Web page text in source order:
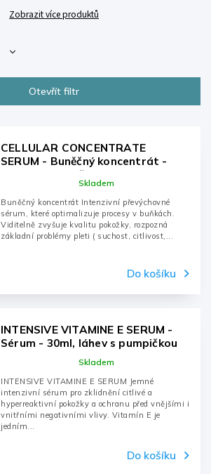
Zobrazit více produktů
Otevřít filtr
CELLULAR CONCENTRATE
SERUM - Buněčný koncentrát -
30ml, dávkovač
Skladem
Do košíku
Buněčný koncentrát Intenzivní převýchovné
sérum, které optimalizuje procesy v buňkách.
Viditelně zvyšuje kvalitu pokožky, rozpozná
základní problémy pleti ( suchost, citlivost,...
INTENSIVE VITAMINE E SERUM -
Sérum - 30ml, láhev s pumpičkou
Skladem
Do košíku
INTENSIVE VITAMINE E SERUM Jemné
intenzivní sérum pro zklidnění citlivé a
hyperreaktivní pokožky a ochranu před vnějšími i
vnitřními negativními vlivy. Vitamín E je
jedním...